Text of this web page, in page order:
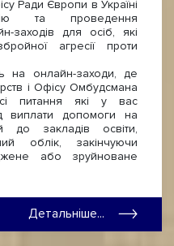
Ради Європи в Україні
та проведення
заходів для осіб, які
агресії проти
онлайн-заходи, де
і Офісу Омбудсмана
питання які у вас
виплати допомоги на
до закладів освіти,
облік, закінчуючи
або зруйноване
Детальніше...